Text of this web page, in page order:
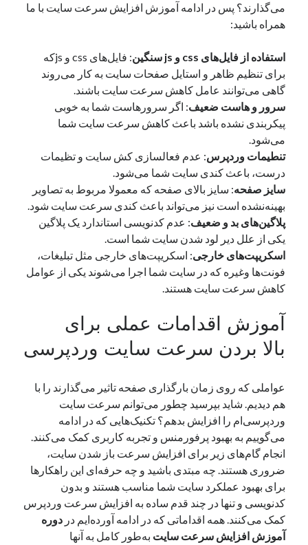
نوامبر 2023
اکتبر 2023
آگوست 2023
جولای 2023
دسامبر 2022
دسته‌ها
اپل
دسته‌بندی نشده
می‌گذارند؟ پس در ادامه آموزش افزایش سرعت سایت با ما
همراه باشید:
استفاده از فایل‌های css و js سنگین
: فایل‌های css و jsکه
برای تنظیم ظاهر و استایل صفحات سایت به کار می‌روند
گاهی می‌توانند عامل کاهش سرعت سایت باشند.
سرور و هاست ضعیف: اگر سرورهاست شما به خوبی
پیکربندی نشده باشد باعث کاهش سرعت سایت شما
می‌شود.
تنطیمات وردپرس: عدم فعالسازی کش سایت و تظیمات
درست، باعث کندی سایت شما می‌شود.
سایز صفحه: سایز بالای صفحه که معمولا مربوط به تصاویر
بهینه‌نشده است نیز می‌تواند باعث کندی سرعت سایت شود.
پلاگین‌های بد و ضعیف: عدم کدنویسی استاندارد یک پلاگین
یکی از علل دیر لود شدن سایت شما است.
اسکریپت‌های خارجی: اسکریپت‌های خارجی مثل تبلیغات،
فونت‌ها وغیره که در سایت شما اجرا می‌شوند یکی از عوامل
کاهش سرعت سایت هستند.
آموزش اقدامات عملی برای
بالا بردن سرعت سایت وردپرسی
عواملی که روی زمان بارگذاری صفحه تاثیر می‌گذارند را با
هم دیدیم. شاید بپرسید چطور می‌توانم سرعت سایت
وردپرسی‌ام را افزایش بدهم؟ تکنیک‌هایی که در ادامه
می‌گوییم به بهبود پرفورمنس و تجربه کاربری کمک می‌کنند.
انجام گام‌های زیر برای افزایش سرعت باز شدن سایت،
ضروری هستند. چه مبتدی باشید و چه حرفه‌ای این راهکارها
برای بهبود عملکرد سایت شما مناسب هستند و بدون
کدنویسی و تنها در چند قدم ساده به افزایش سرعت وردپرس
کمک می‌کنند. همه اقداماتی که در ادامه آورده‌ایم دردوره
آموزش افزایش سرعت سایت به‌طور کامل به آنها